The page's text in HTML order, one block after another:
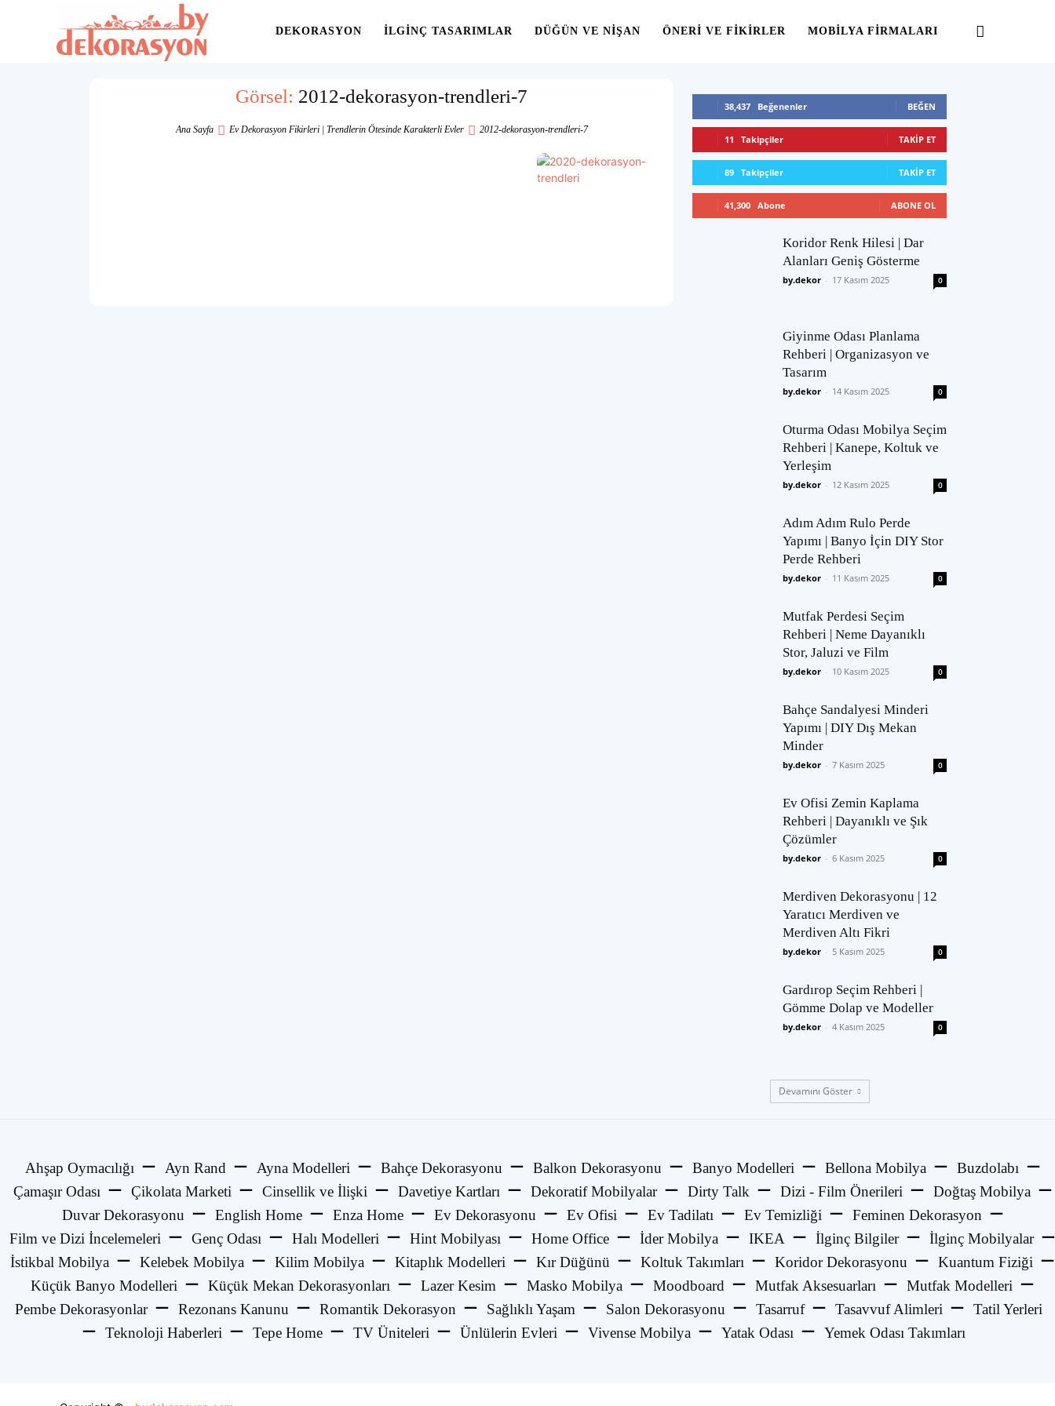
Alanınıza
DEKORASYON İLGINÇ TASARIMLAR DÜĞÜN VE NIŞAN ÖNERI VE FIKIRLER MOBILYA FIRMALARI
Görsel: 2012-dekorasyon-trendleri-7
Ana Sayfa Ev Dekorasyon Fikirleri | Trendlerin Ötesinde Karakterli Evler 2012-dekorasyon-trendleri-7
38,437 Beğenenler BEĞEN
11 Takipçiler TAKIP ET
89 Takipçiler TAKIP ET
41,300 Abone ABONE OL
Koridor Renk Hilesi | Dar
Alanları Geniş Gösterme
by.dekor - 17 Kasım 2025 0
Giyinme Odası Planlama
Rehberi | Organizasyon ve
Tasarım
by.dekor - 14 Kasım 2025 0
Oturma Odası Mobilya Seçim
Rehberi | Kanepe, Koltuk ve
Yerleşim
by.dekor - 12 Kasım 2025 0
Adım Adım Rulo Perde
Yapımı | Banyo İçin DIY Stor
Perde Rehberi
by.dekor - 11 Kasım 2025 0
Mutfak Perdesi Seçim
Rehberi | Neme Dayanıklı
Stor, Jaluzi ve Film
by.dekor - 10 Kasım 2025 0
Bahçe Sandalyesi Minderi
Yapımı | DIY Dış Mekan
Minder
by.dekor - 7 Kasım 2025 0
Ev Ofisi Zemin Kaplama
Rehberi | Dayanıklı ve Şık
Çözümler
by.dekor - 6 Kasım 2025 0
Merdiven Dekorasyonu | 12
Yaratıcı Merdiven ve
Merdiven Altı Fikri
by.dekor - 5 Kasım 2025 0
Gardırop Seçim Rehberi |
Gömme Dolap ve Modeller
by.dekor - 4 Kasım 2025 0
Devamını Göster
Ahşap Oymacılığı Ayn Rand Ayna Modelleri Bahçe Dekorasyonu Balkon Dekorasyonu Banyo Modelleri Bellona Mobilya
Buzdolabı
Çamaşır Odası
Çikolata Marketi Cinsellik ve İlişki Davetiye Kartları Dekoratif Mobilyalar Dirty Talk Dizi - Film Önerileri
Doğtaş Mobilya
Duvar Dekorasyonu
English Home Enza Home Ev Dekorasyonu Ev Ofisi Ev Tadilatı Ev Temizliği
Feminen Dekorasyon
Film ve Dizi İncelemeleri
Genç Odası Halı Modelleri Hint Mobilyası Home Office İder Mobilya IKEA İlginç Bilgiler
İlginç Mobilyalar
İstikbal Mobilya
Kelebek Mobilya Kilim Mobilya Kitaplık Modelleri Kır Düğünü Koltuk Takımları Koridor Dekorasyonu
Kuantum Fiziği
Küçük Banyo Modelleri
Küçük Mekan Dekorasyonları Lazer Kesim Masko Mobilya Moodboard Mutfak Aksesuarları
Mutfak Modelleri
Pembe Dekorasyonlar
Rezonans Kanunu Romantik Dekorasyon Sağlıklı Yaşam Salon Dekorasyonu Tasarruf Tasavvuf Alimleri
Tatil Yerleri
Teknoloji Haberleri
Tepe Home TV Üniteleri Ünlülerin Evleri Vivense Mobilya Yatak Odası Yemek Odası Takımları